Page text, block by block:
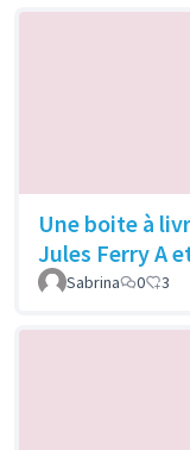
Une boite à
Jules Ferry A
Sabrina 0 3